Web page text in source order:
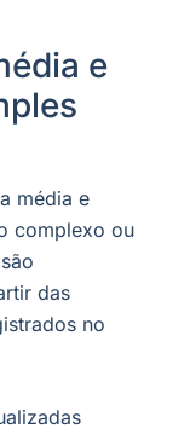
e
média e
complexo ou
das
no